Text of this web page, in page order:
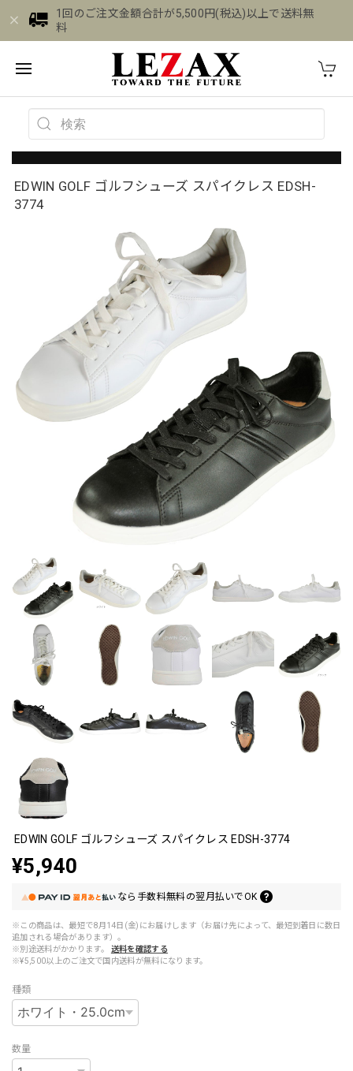
1回のご注文金額合計が5,500円(税込)以上で送料無
料
EDWIN GOLF ゴルフシューズ スパイクレス EDSH-
3774
EDWIN GOLF ゴルフシューズ スパイクレス EDSH-3774
¥5,940
なら 手数料無料の翌月払いでOK
※この商品は、最短で8月14日(金)にお届けします（お届け先によって、最短到着日に数日
追加される場合があります）。
※別途送料がかかります。
送料を確認する
※¥5,500以上のご注文で国内送料が無料になります。
種類
数量